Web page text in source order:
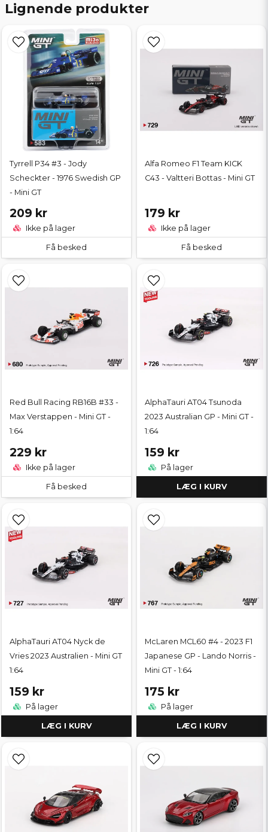
Lignende produkter
Tyrrell P34 #3 - Jody
Scheckter - 1976 Swedish GP
- Mini GT
209 kr
Ikke på lager
Få besked
Alfa Romeo F1 Team KICK
C43 - Valtteri Bottas - Mini GT
179 kr
Ikke på lager
Få besked
Red Bull Racing RB16B #33 -
Max Verstappen - Mini GT -
1:64
229 kr
Ikke på lager
Få besked
AlphaTauri AT04 Tsunoda
2023 Australian GP - Mini GT -
1:64
159 kr
På lager
LÆG I KURV
AlphaTauri AT04 Nyck de
Vries 2023 Australien - Mini GT
1:64
159 kr
På lager
LÆG I KURV
McLaren MCL60 #4 - 2023 F1
Japanese GP - Lando Norris -
Mini GT - 1:64
175 kr
På lager
LÆG I KURV